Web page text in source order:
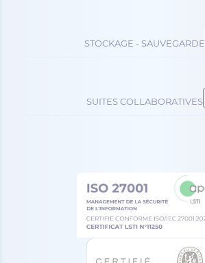
STOCKAGE - SAUVEGARDE
SUITES COLLABORATIVES